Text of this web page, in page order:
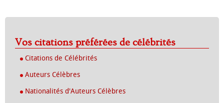
Vos citations préférées de célébrités
Citations de Célébrités
Auteurs Célèbres
Nationalités d'Auteurs Célèbres